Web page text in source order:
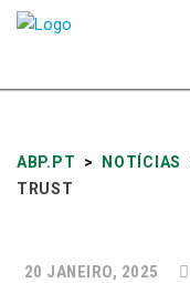
ABP.PT > NOTÍCIAS
TRUST
20 JANEIRO, 2025